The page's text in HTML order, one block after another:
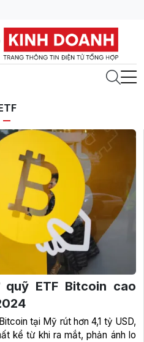
ETF Bitcoin cao
tại Mỹ rút hơn 4,1 tỷ USD,
kể từ khi ra mắt, phản ánh lo